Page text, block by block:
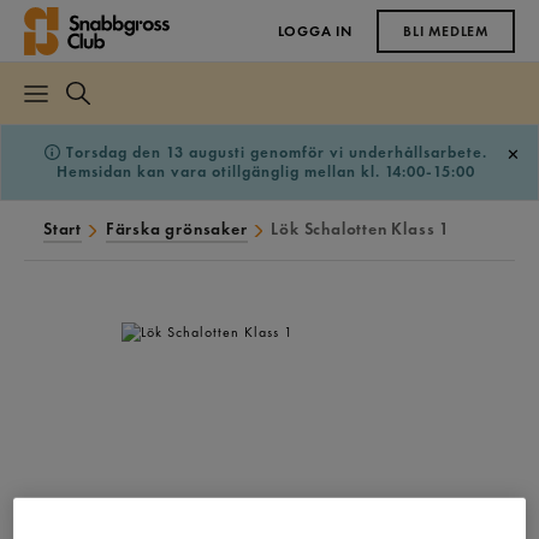
LOGGA IN BLI MEDLEM
Torsdag den 13 augusti genomför vi underhållsarbete.
Hemsidan kan vara otillgänglig mellan kl. 14:00-15:00
Start Färska grönsaker Lök Schalotten Klass 1